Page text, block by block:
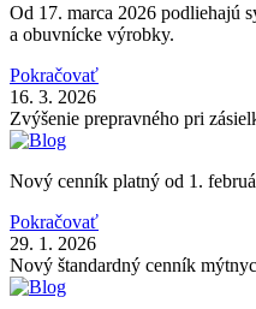
Od 17. marca 2026 podliehajú
a obuvnícke výrobky.
Pokračovať
16. 3. 2026
Zvýšenie prepravného pri
Nový cenník platný od 1.
Pokračovať
29. 1. 2026
Nový štandardný cenník